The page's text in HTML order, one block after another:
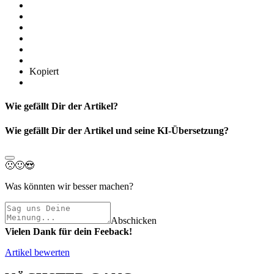
Kopiert
Wie gefällt Dir der Artikel?
Wie gefällt Dir der Artikel und seine KI-Übersetzung?
🙁🙂😍
Was könnten wir besser machen?
Abschicken
Vielen Dank für dein Feeback!
Artikel bewerten